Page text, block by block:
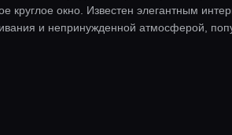
круглое окно. Известен элегантным
и непринужденной атмосферой,